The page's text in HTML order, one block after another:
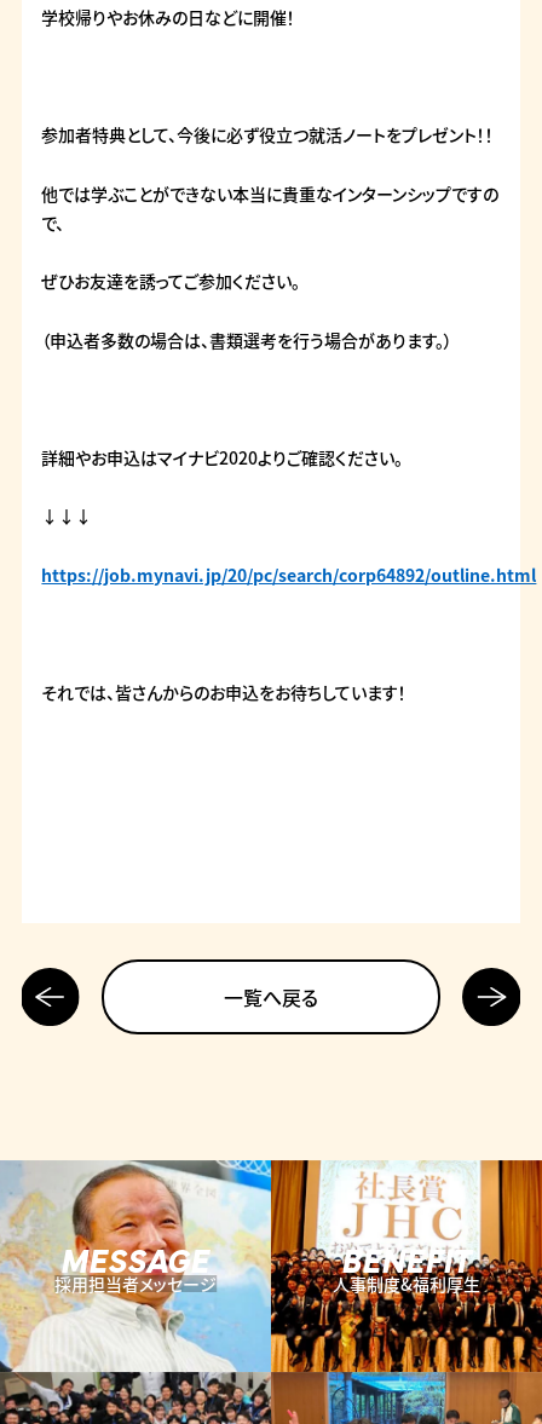
学校帰りやお休みの日などに開催！
参加者特典として、今後に必ず役立つ就活ノートをプレゼント！！
他では学ぶことができない本当に貴重なインターンシップですの
で、
ぜひお友達を誘ってご参加ください。
（申込者多数の場合は、書類選考を行う場合があります。）
詳細やお申込はマイナビ2020よりご確認ください。
↓↓↓
https://job.mynavi.jp/20/pc/search/corp64892/outline.html
それでは、皆さんからのお申込をお待ちしています！
前の記
事へ
一覧へ戻る
次の記
事へ
MESSAGE
採用担当者メッセージ
BENEFIT
人事制度&福利厚生